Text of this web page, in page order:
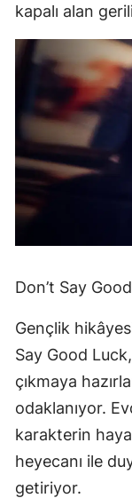
kapalı alan
Don’t Say
Gençlik
Say Good
çıkmaya
odaklanıyor.
karakterin
heyecanı ile
getiriyor.